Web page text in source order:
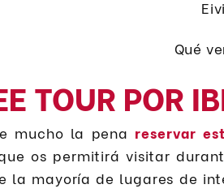
TOUR POR
mucho la pena reservar
os permitirá visitar
la mayoría de lugares de